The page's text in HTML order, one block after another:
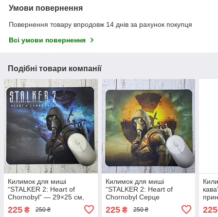
Умови повернення
Повернення товару впродовж 14 днів за рахунок покупця
Всі умови повернення
Подібні товари компанії
Килимок для миші
“STALKER 2: Heart of
Chornobyl” — 29×25 см,
225 ₴ 250 ₴
Килимок для миші
“STALKER 2: Heart of
Chornobyl Серце
Чорнобиля” — 29×25 см,
ігровий дизайн
225₴ 250 ₴ 225